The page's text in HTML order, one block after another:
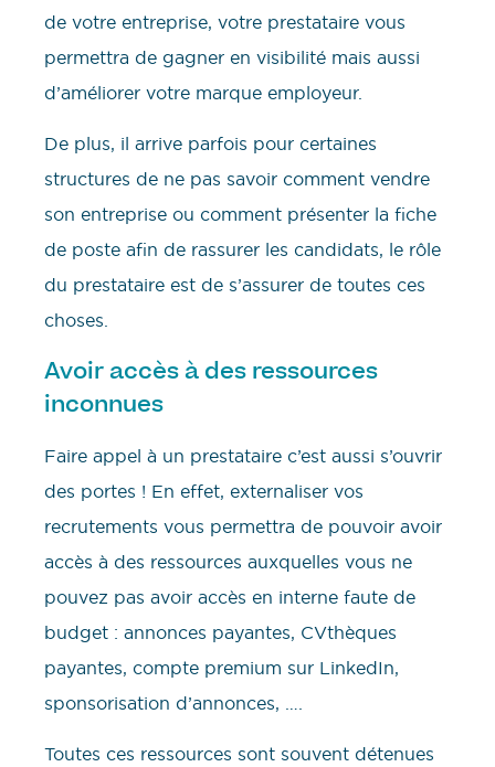
de votre entreprise, votre prestataire vous
permettra de gagner en visibilité mais aussi
d’améliorer votre marque employeur.
De plus, il arrive parfois pour certaines
structures de ne pas savoir comment vendre
son entreprise ou comment présenter la fiche
de poste afin de rassurer les candidats, le rôle
du prestataire est de s’assurer de toutes ces
choses.
Avoir accès à des ressources
inconnues
Faire appel à un prestataire c’est aussi s’ouvrir
des portes ! En effet, externaliser vos
recrutements vous permettra de pouvoir avoir
accès à des ressources auxquelles vous ne
pouvez pas avoir accès en interne faute de
budget : annonces payantes, CVthèques
payantes, compte premium sur LinkedIn,
sponsorisation d’annonces, ….
Toutes ces ressources sont souvent détenues